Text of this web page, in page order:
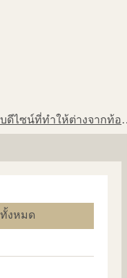
โต๊ะกลมไม้โมเดิร์น
งหมด